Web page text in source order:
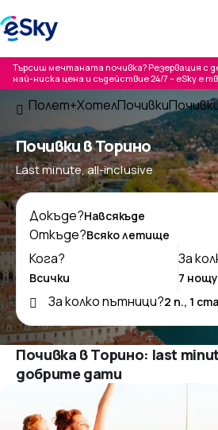
Търсиш мечтаната почивка? Резервация с
най-ниска цена и съдействие 24/7 – eSky е
Полет+ХотелПочивки
Почивки в Торино
Last minute, all-inclusive
Докъде?
Откъде?
Кога?
За
За колко пътници?
Почивка в Торино: last
добрите дати